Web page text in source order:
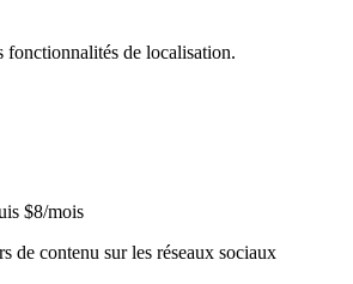
fonctionnalités de localisation.
$8/mois
de contenu sur les réseaux sociaux